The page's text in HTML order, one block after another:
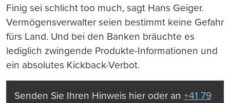
Finig sei schlicht too much, sagt Hans Geiger.
Vermögensverwalter seien bestimmt keine Gefahr
fürs Land. Und bei den Banken bräuchte es
lediglich zwingende Produkte-Informationen und
ein absolutes Kickback-Verbot.
Senden Sie Ihren Hinweis hier oder an +41 79